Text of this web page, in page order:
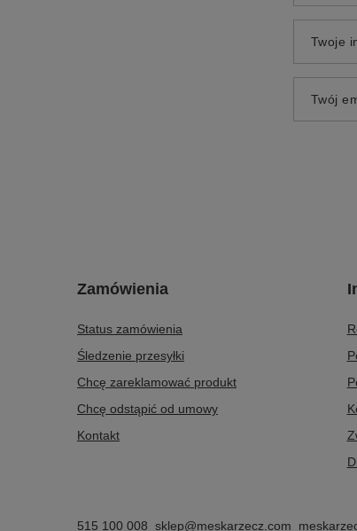
Twoje
Twój
Zamówienia
Status zamówienia
Śledzenie przesyłki
Chcę zareklamować produkt
Chcę odstąpić od umowy
Kontakt
515 100 008 sklep@meskarzecz.com